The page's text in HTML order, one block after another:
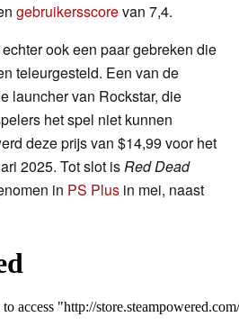
gebruikersscorevan 7,4.
ook een paar gebreken die
teleurgesteld. Een van de
launcher van Rockstar, die
het spel niet kunnen
deze prijs van $14,99 voor het
2025. Tot slot isRed Dead
in PS Plus in mei, naast